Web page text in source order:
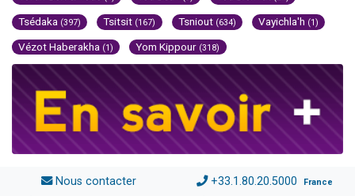
Tsédaka (397) Tsitsit (167) Tsniout (634) Vayichla'h (1)
Vézot Haberakha (1) Yom Kippour (318)
Nous contacter +33.1.80.20.5000 France